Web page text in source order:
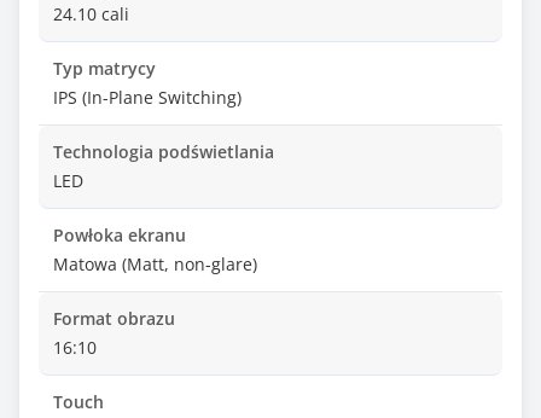
24.10 cali
Typ matrycy
IPS (In-Plane Switching)
Technologia podświetlania
LED
Powłoka ekranu
Matowa (Matt, non-glare)
Format obrazu
16:10
Touch